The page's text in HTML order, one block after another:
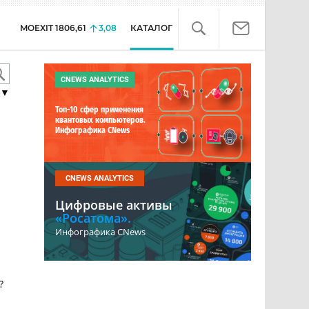
MOEXIT 1806,61 3,08 КАТАЛОГ
CNEWS ANALYTICS
Топ-10 сфер применения
квантовых компьютеров.
Инфографика CNews
CNEWS ANALYTICS
Цифровые активы
«Росатома».
Инфографика CNews